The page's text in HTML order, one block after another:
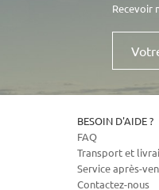
Recevoir
Votre
mail
BESOIN D'AIDE ?
FAQ
Transport et
Service après-
Contactez-nous